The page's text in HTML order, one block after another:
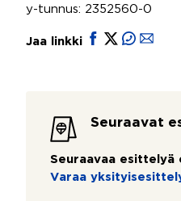
y-tunnus: 2352560-0
Jaa linkki
Seuraavat
Seuraavaa esittelyä
Varaa